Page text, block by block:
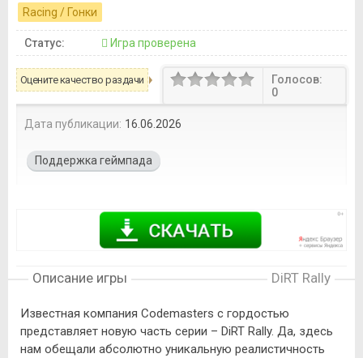
Racing / Гонки
Статус: Игра проверена
Оцените качество раздачи
Голосов:
0
Дата публикации: 16.06.2026
Поддержка геймпада
Описание игры DiRT Rally
Известная компания Codemasters с гордостью
представляет новую часть серии – DiRT Rally. Да, здесь
нам обещали абсолютно уникальную реалистичность